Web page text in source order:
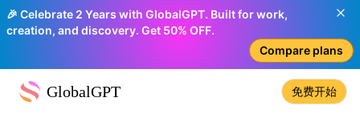
🎉 Celebrate 2 Years with GlobalGPT. Built for work,
creation, and discovery. Get 50% OFF.
Compare plans
GlobalGPT 免费开始